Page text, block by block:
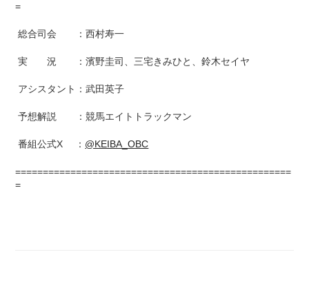
=
総合司会 ：西村寿一
実 況 ：濱野圭司、三宅きみひと、鈴木セイヤ
アシスタント：武田英子
予想解説 ：競馬エイトトラックマン
番組公式X ： @KEIBA_OBC
==================================================
=